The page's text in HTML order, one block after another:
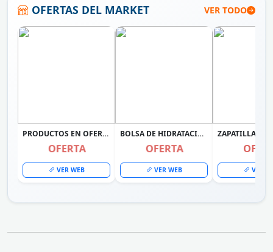
OFERTAS DEL MARKET VER TODO
PRODUCTOS EN OFERTA
OFERTA
VER WEB
BOLSA DE HIDRATACIÓN UNIVEX CAMELBACK COLOR CELESTE
OFERTA
VER WEB VER